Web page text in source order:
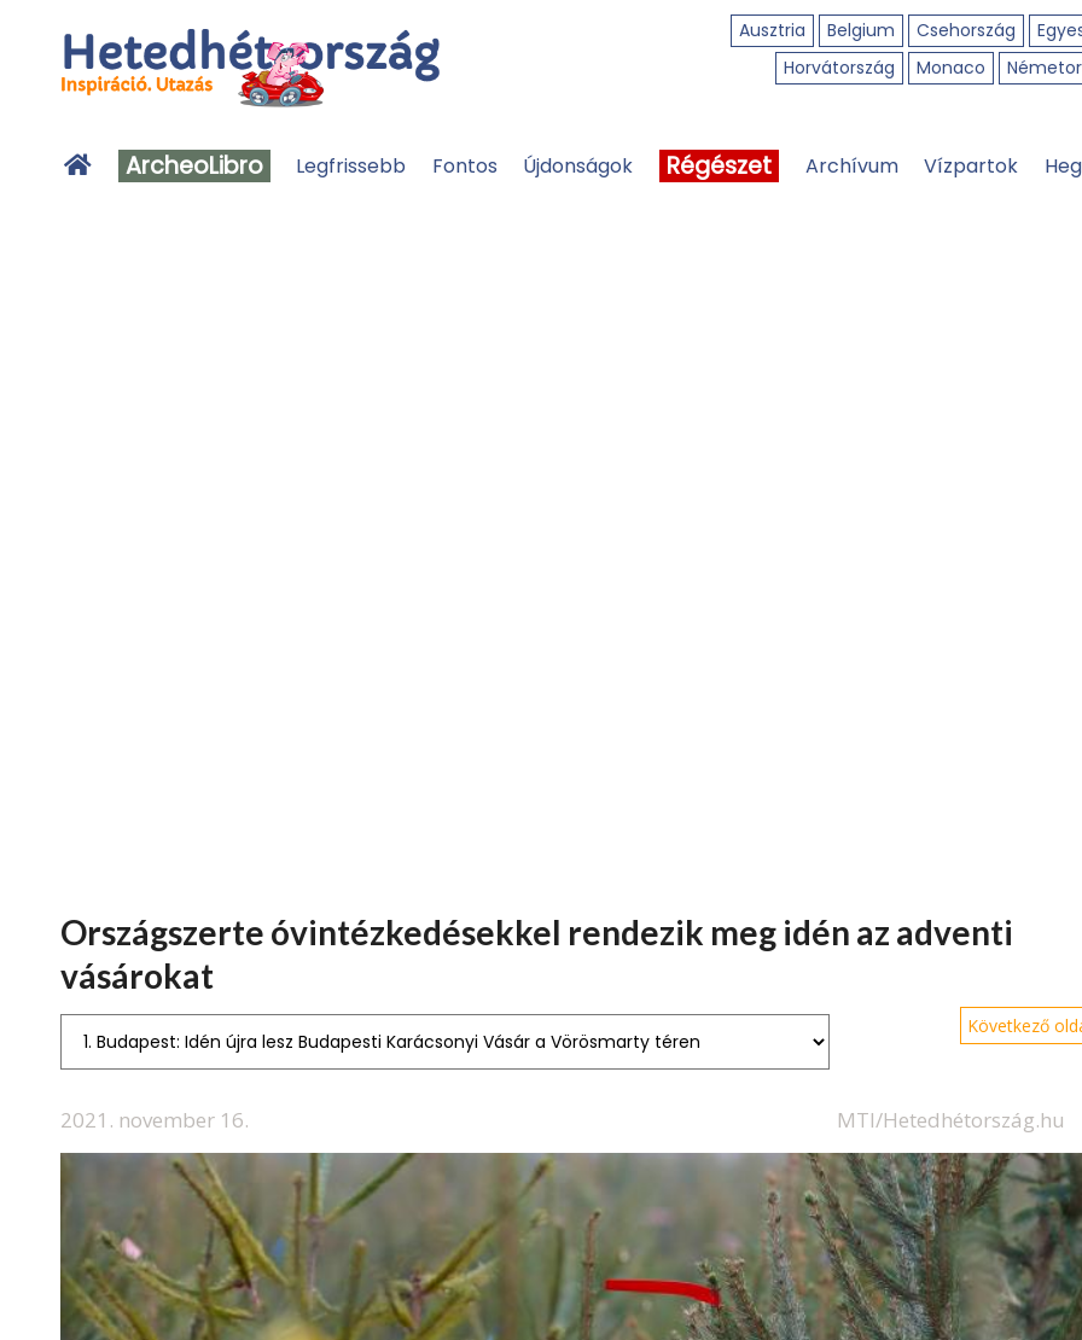
Ausztria Belgium Csehország
Horvátország
Monaco
ArcheoLibro Legfrissebb Fontos Újdonságok Régészet Archívum Vízpartok
Országszerte óvintézkedésekkel rendezik meg idén az adventi
vásárokat
Következő
2021. november 16. MTI/Hetedhétország.hu